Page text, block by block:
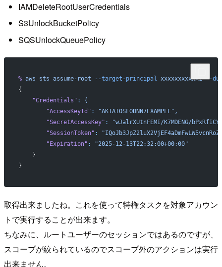
IAMDeleteRootUserCredentials
S3UnlockBucketPolicy
SQSUnlockQueuePolicy
% aws sts assume-root --target-principal xxxxxxxxxxx1 --
{
    "Credentials"
:
{
        "AccessKeyId"
:
"AKIAIOSFODNN7EXAMPLE",
        "SecretAccessKey"
:
"wJalrXUtnFEMI/K7MDENG/
        "SessionToken"
:
        "Expiration"
:
"2025-12-13T22:32:00+00:00"
    }
}
取得出来ましたね。これを使って特権タスクを対象アカウン
トで実行することが出来ます。
ちなみに、ルートユーザーのセッションではあるのですが、
スコープが絞られているのでスコープ外のアクションは実行
出来ません。